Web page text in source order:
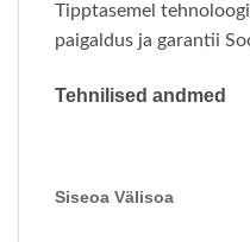
Tipptasemel
paigaldus ja garantii
Tehnilised andmed
Siseoa Välisoa